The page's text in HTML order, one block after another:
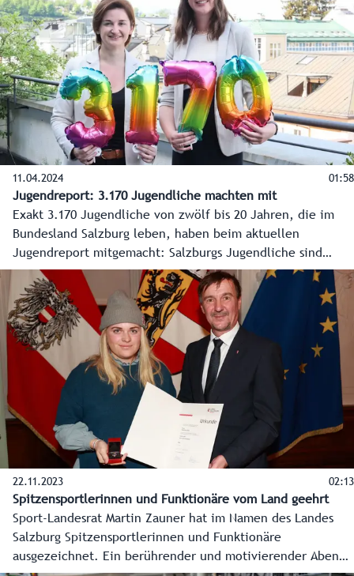
den Grundstein für diesen Erfolg gelegt haben und
hunderte Freiwillige und Sportbegeisterte Jahr für Jahr -
so wie heuer - an einem Strang ziehen.
11.04.2024 01:58
Jugendreport: 3.170 Jugendliche machten mit
Exakt 3.170 Jugendliche von zwölf bis 20 Jahren, die im
Bundesland Salzburg leben, haben beim aktuellen
Jugendreport mitgemacht: Salzburgs Jugendliche sind
positiv gestimmt, aber manche Sorgen bleiben.
22.11.2023 02:13
Spitzensportlerinnen und Funktionäre vom Land geehrt
Sport-Landesrat Martin Zauner hat im Namen des Landes
Salzburg Spitzensportlerinnen und Funktionäre
ausgezeichnet. Ein berührender und motivierender Abend